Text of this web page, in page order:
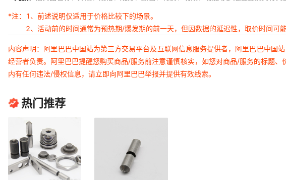
*注：
1、前述说明仅适用于价格比较下的场景。
2、活动前的时间通常为预热期/爆发期的前一天，但因数据的延迟性，取价时间可
内容声明：阿里巴巴中国站为第三方交易平台及互联网信息服务提供者，阿里巴巴中
经营者负责。阿里巴巴提醒您购买商品/服务前注意谨慎核实，如您对商品/服务的标题
内有任何违法/侵权信息，请立即向阿里巴巴举报并提供有效线索。
热门推荐